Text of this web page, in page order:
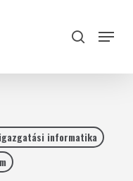
search
Menu
informatika
Close